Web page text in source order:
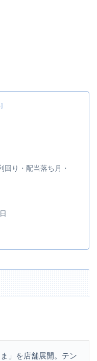
り・配当落ち月・
」を店舗展開。テン